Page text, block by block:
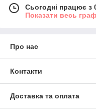
Сьогодні працює з
Показати весь
Про нас
Контакти
Доставка та оплата